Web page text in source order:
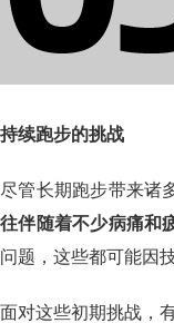
持续跑步的挑战
尽管长期跑步带来诸
往伴随着不少病痛和
问题，这些都可能因
面对这些初期挑战，